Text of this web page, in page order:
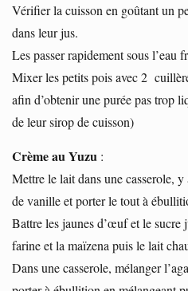
Vérifier la cuisson en goûtant un
dans leur jus.
Les passer rapidement sous l’eau
Mixer les petits pois avec 2
afin d’obtenir une purée pas trop
de leur sirop de cuisson)
Crème au Yuzu :
Mettre le lait dans une casserole,
de vanille et porter le tout à
Battre les jaunes d’œuf et le sucre
farine et la maïzena puis le lait
Dans une casserole, mélanger